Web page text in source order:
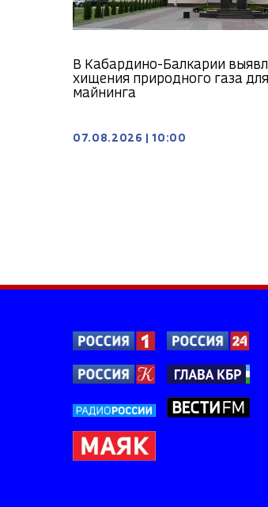
В Кабардино-Балкарии
хищения природного газа
майнинга
07.08.2026 10:00